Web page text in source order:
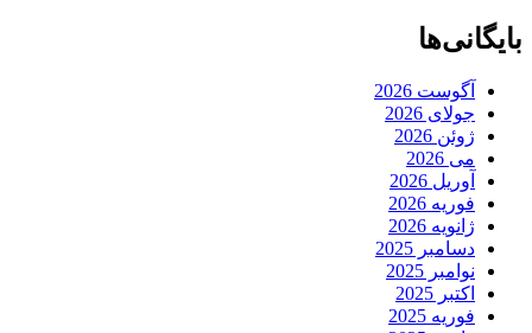
بایگانی‌ها
آگوست 2026
جولای 2026
ژوئن 2026
می 2026
آوریل 2026
فوریه 2026
ژانویه 2026
دسامبر 2025
نوامبر 2025
اکتبر 2025
فوریه 2025